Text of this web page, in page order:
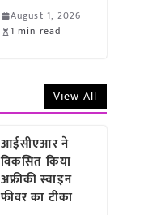
August 1, 2026
1 min read
View All
आईसीएआर ने
विकसित किया
अफ्रीकी स्वाइन
फीवर का टीका